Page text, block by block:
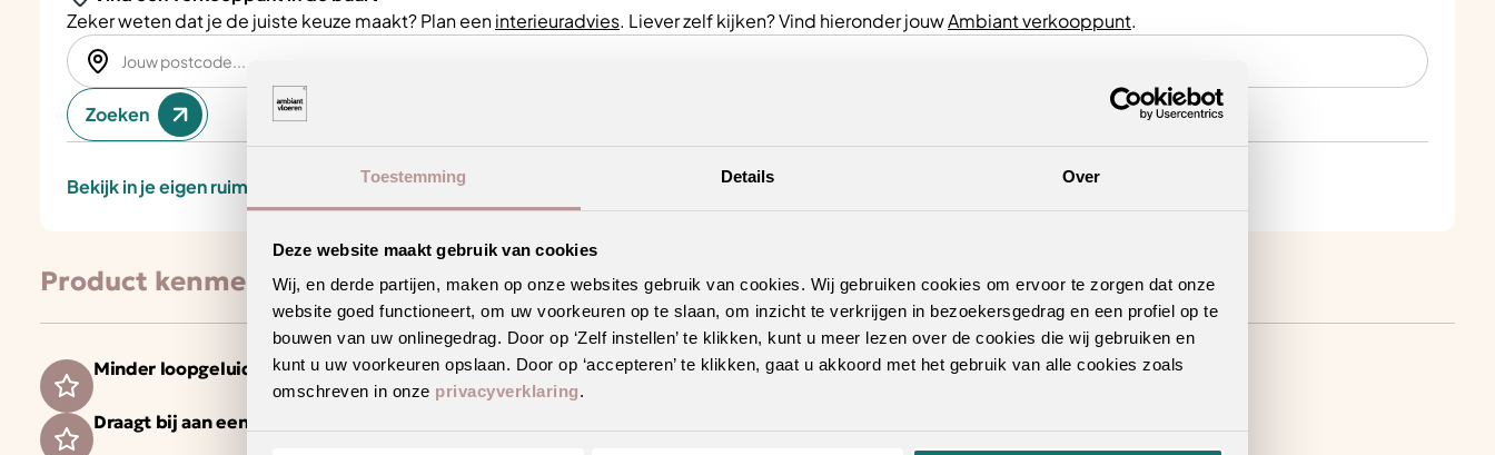
Toestemming Details Over
Deze website maakt gebruik van cookies
Wij, en derde partijen, maken op onze websites gebruik van cookies. Wij gebruiken cookies om ervoor te zorgen dat onze
website goed functioneert, om uw voorkeuren op te slaan, om inzicht te verkrijgen in bezoekersgedrag en een profiel op te
bouwen van uw onlinegedrag. Door op ‘Zelf instellen’ te klikken, kunt u meer lezen over de cookies die wij gebruiken en
kunt u uw voorkeuren opslaan. Door op ‘accepteren’ te klikken, gaat u akkoord met het gebruik van alle cookies zoals
omschreven in onze privacyverklaring.
Zeker weten dat je de juiste keuze maakt? Plan eeninterieuradvies. Liever zelf kijken? Vind hieronder jouwAmbiant verkooppunt.
Zoeken
Bekijk in je eigen ruimte
Product kenmerken
Minder loopgeluid voor meer wooncomfort
Draagt bij aan een gezonder binnenklimaat